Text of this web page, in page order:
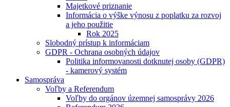
Majetkové priznanie
Informácia o výške výnosu z poplatku za rozvoj
a jeho použitie
Rok 2025
Slobodný prístup k informáciam
GDPR - Ochrana osobných údajov
Politika informovanosti dotknutej osoby (GDPR)
- kamerový systém
Samospráva
Voľby a Referendum
Voľby do orgánov územnej samosprávy 2026